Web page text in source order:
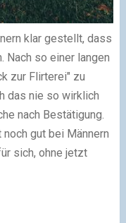
klar gestellt, dass
Nach so einer langen
zur Flirterei" zu
das nie so wirklich
nach Bestätigung.
gut bei Männern
sich, ohne jetzt